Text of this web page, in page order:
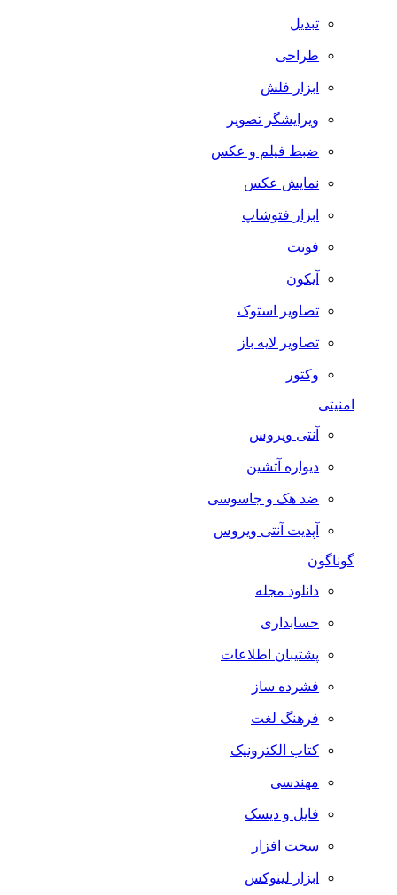
تبدیل
طراحی
ابزار فلش
ویرایشگر تصویر
ضبط فيلم و عكس
نمایش عکس
ابزار فتوشاپ
فونت
آیکون
تصاویر استوک
تصاویر لایه باز
وکتور
امنیتی
آنتی ویروس
دیواره آتشین
ضد هک و جاسوسی
آپدیت آنتی ویروس
گوناگون
دانلود مجله
حسابداری
پشتیبان اطلاعات
فشرده ساز
فرهنگ لغت
کتاب الکترونیک
مهندسی
فایل و دیسک
سخت افزار
ابزار لینوکس